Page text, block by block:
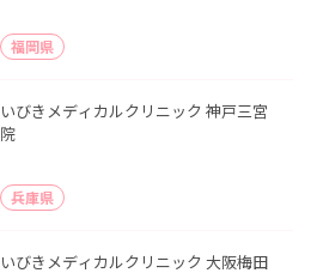
福岡県
いびきメディカルクリニック 神戸三宮
院
兵庫県
いびきメディカルクリニック 大阪梅田